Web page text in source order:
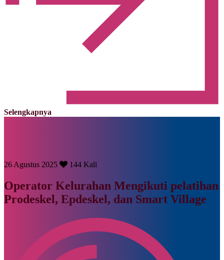
Selengkapnya
26 Agustus 2025 144 Kali
Operator Kelurahan Mengikuti pelatihan
Prodeskel, Epdeskel, dan Smart Village